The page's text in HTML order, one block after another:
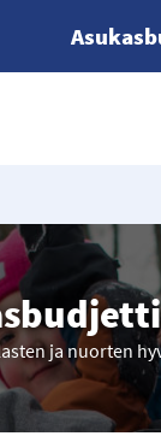
ja nuorten